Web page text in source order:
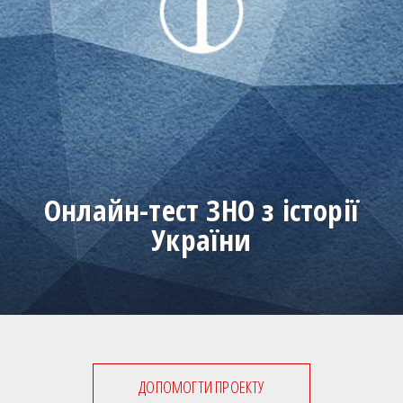
Онлайн-тест ЗНО з історії
України
ДОПОМОГТИ ПРОЕКТУ